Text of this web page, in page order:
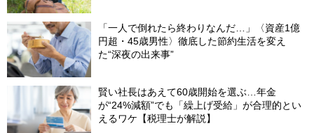
「一人で倒れたら終わりなんだ…」〈資産1億
円超・45歳男性〉徹底した節約生活を変え
た“深夜の出来事”
賢い社長はあえて60歳開始を選ぶ…年金
が“24%減額”でも「繰上げ受給」が合理的とい
えるワケ【税理士が解説】